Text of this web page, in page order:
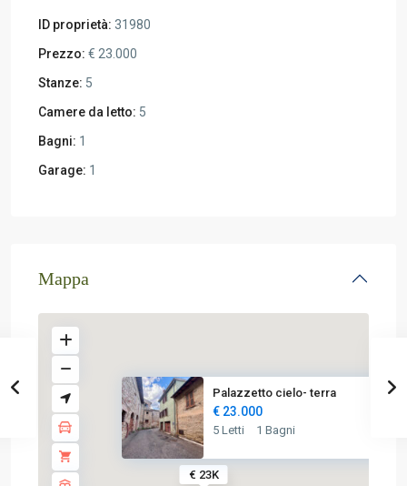
ID proprietà: 31980
Prezzo: € 23.000
Stanze: 5
Camere da letto: 5
Bagni: 1
Garage: 1
Mappa
€ 23K
Palazzetto cielo- terra
€ 23.000
5 Letti 1 Bagni